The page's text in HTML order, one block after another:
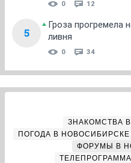
0 12
5
Гроза прогремела
ливня
0 34
ЗНАКОМСТВА
ПОГОДА В НОВОСИБИРСКЕ
ФОРУМЫ В